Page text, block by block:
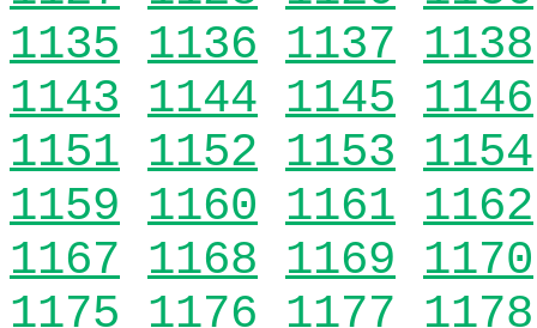
1135 1136 1137 1138
1143 1144 1145 1146
1151 1152 1153 1154
1159 1160 1161 1162
1167 1168 1169 1170
1175 1176 1177 1178